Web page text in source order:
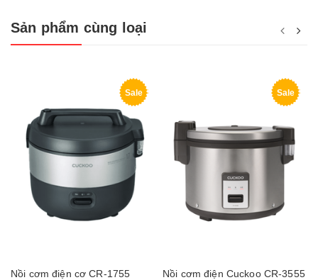
Sản phẩm cùng loại
Sale
Nồi cơm điện cơ CR-1755
Sale
Nồi cơm điện Cuckoo CR-3555